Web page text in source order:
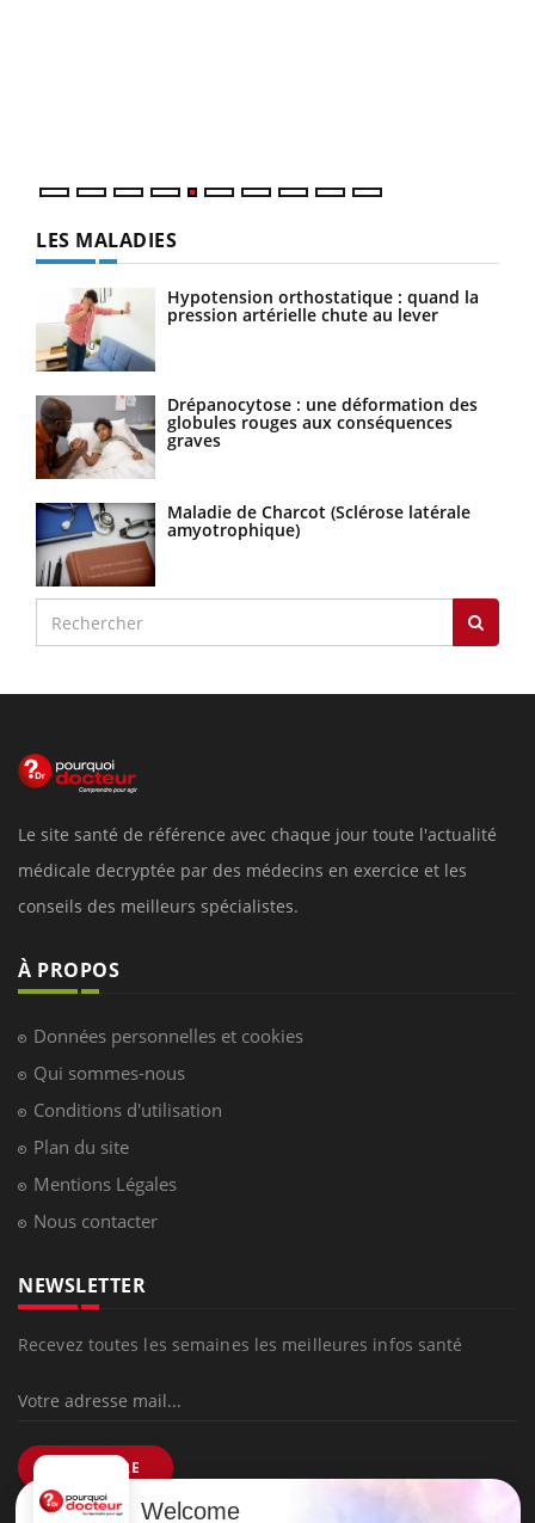
LES MALADIES
Hypotension orthostatique : quand la
pression artérielle chute au lever
Drépanocytose : une déformation des
globules rouges aux conséquences
graves
Maladie de Charcot (Sclérose latérale
amyotrophique)
Le site santé de référence avec chaque jour toute l'actualité
médicale decryptée par des médecins en exercice et les
conseils des meilleurs spécialistes.
À PROPOS
Données personnelles et cookies
Qui sommes-nous
Conditions d'utilisation
Plan du site
Mentions Légales
Nous contacter
NEWSLETTER
Recevez toutes les semaines les meilleures infos santé
S'INSCRIRE
Welcome